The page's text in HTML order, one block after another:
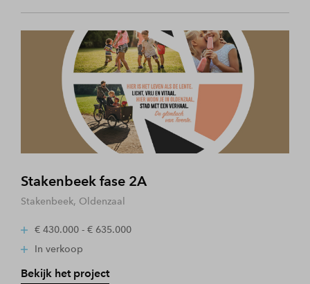
Stakenbeek fase 2A
Stakenbeek, Oldenzaal
€ 430.000 - € 635.000
In verkoop
Bekijk het project